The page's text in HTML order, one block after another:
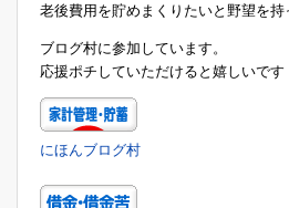
老後費用を貯めまくりたいと野望を持
ブログ村に参加しています。
応援ポチしていただけると嬉しいです
にほんブログ村